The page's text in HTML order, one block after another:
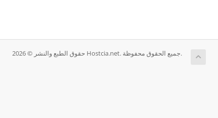
حقوق الطبع والنشر © 2026 Hostcia.net. جميع الحقوق محفوظة.